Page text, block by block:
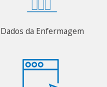
Dados da Enfermagem